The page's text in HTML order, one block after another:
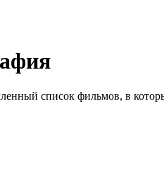
список фильмов, в